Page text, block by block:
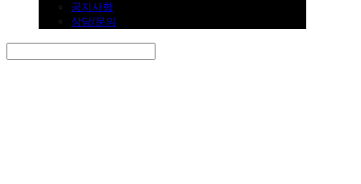
공지사항
상담/문의